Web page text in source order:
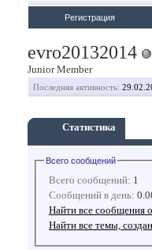
Регистрация
evro20132014
Junior Member
Последняя активность:
Статистика
Всего сообщений
Всего сообщений: 1
Сообщений в день:
Найти все сообщения
Найти все темы,